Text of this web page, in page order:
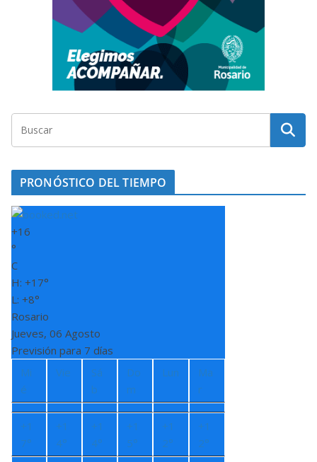
PRONÓSTICO DEL TIEMPO
+16
°
C
H: +17°
L: +8°
Rosario
Jueves, 06 Agosto
Previsión para 7 días
Mi
é
Vie
Sá
b
Do
m
Lun
Ma
r
+1
7°
+1
4°
+1
4°
+1
5°
+1
2°
+1
2°